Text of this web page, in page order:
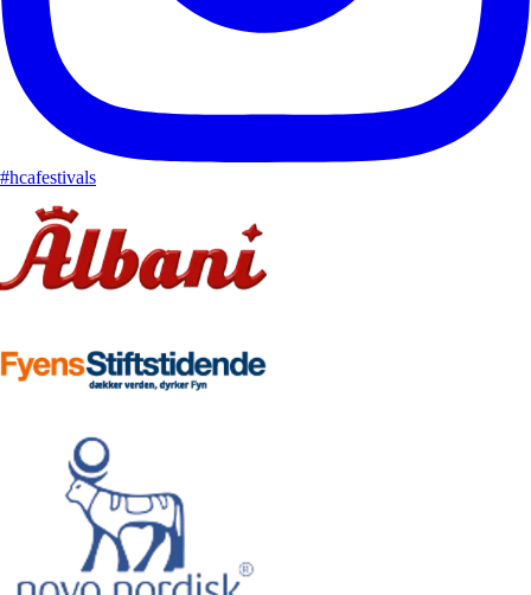
#hcafestivals